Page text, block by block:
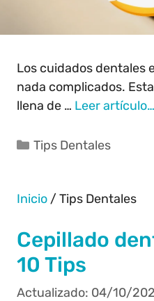
Los cuidados dentales
nada complicados.
llena de … Leer artículo…
Tips Dentales
Inicio /Tips Dentales
Cepillado
10 Tips
04/10/